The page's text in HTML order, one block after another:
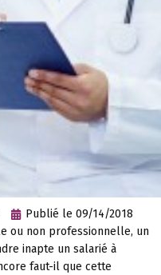
Publié le 09/14/2018
ou non professionnelle, un
inapte un salarié à
faut-il que cette